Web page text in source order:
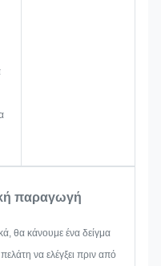
παραγωγή
θα κάνουμε ένα δείγμα
να ελέγξει πριν από